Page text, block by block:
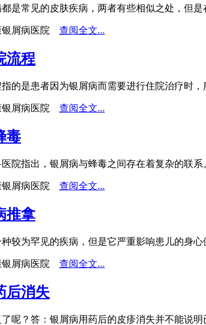
是常见的皮肤疾病，两者有些相似之处，但
银屑病医院 查阅全文...
流程
的是患者因为银屑病而需要进行住院治疗时
银屑病医院 查阅全文...
毒
院指出，银屑病与蜂毒之间存在着复杂的联
银屑病医院 查阅全文...
推拿
较为罕见的疾病，但是它严重影响患儿的身
银屑病医院 查阅全文...
后消失
呢？答：银屑病用药后的皮疹消失并不能说